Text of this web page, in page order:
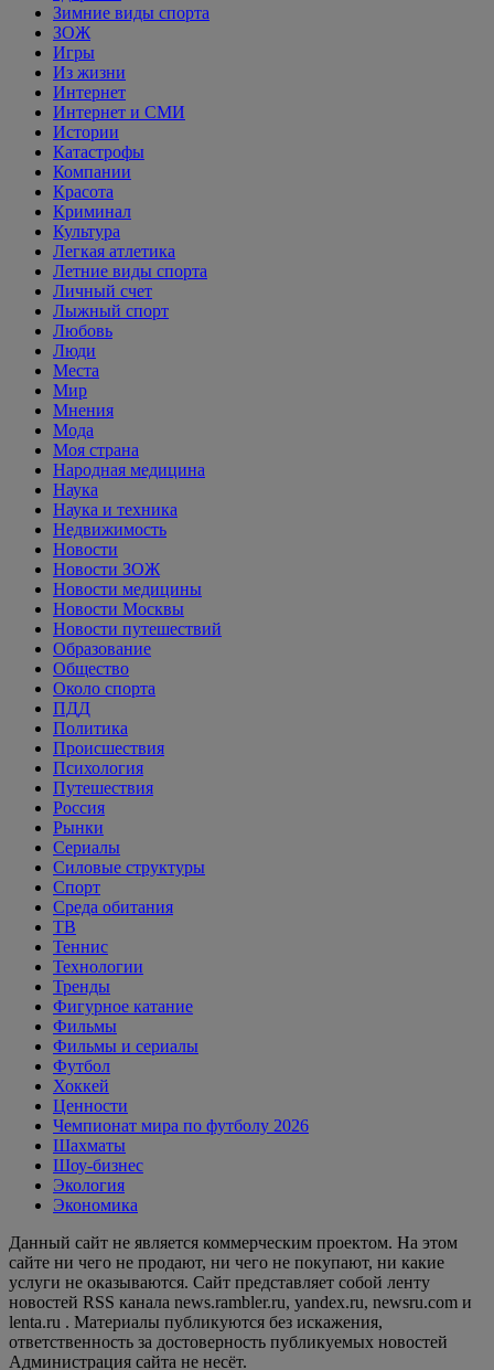
Зимние виды спорта
ЗОЖ
Игры
Из жизни
Интернет
Интернет и СМИ
Истории
Катастрофы
Компании
Красота
Криминал
Культура
Легкая атлетика
Летние виды спорта
Личный счет
Лыжный спорт
Любовь
Люди
Места
Мир
Мнения
Мода
Моя страна
Народная медицина
Наука
Наука и техника
Недвижимость
Новости
Новости ЗОЖ
Новости медицины
Новости Москвы
Новости путешествий
Образование
Общество
Около спорта
ПДД
Политика
Происшествия
Психология
Путешествия
Россия
Рынки
Сериалы
Силовые структуры
Спорт
Среда обитания
ТВ
Теннис
Технологии
Тренды
Фигурное катание
Фильмы
Фильмы и сериалы
Футбол
Хоккей
Ценности
Чемпионат мира по футболу 2026
Шахматы
Шоу-бизнес
Экология
Экономика
Данный сайт не является коммерческим проектом. На этом
сайте ни чего не продают, ни чего не покупают, ни какие
услуги не оказываются. Сайт представляет собой ленту
новостей RSS канала news.rambler.ru, yandex.ru, newsru.com и
lenta.ru . Материалы публикуются без искажения,
ответственность за достоверность публикуемых новостей
Администрация сайта не несёт.